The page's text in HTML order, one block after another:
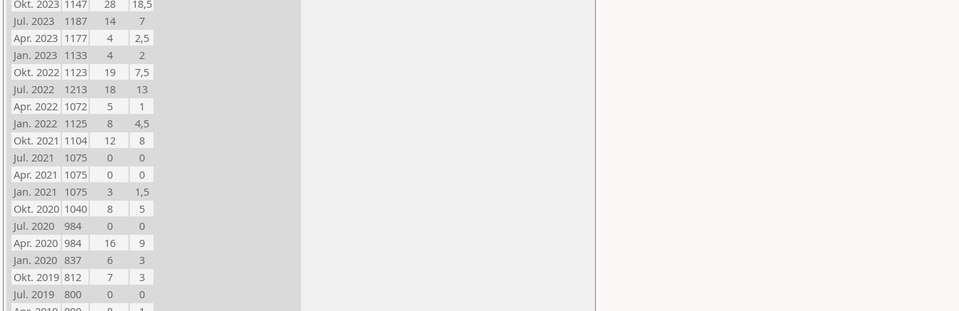
Okt. 2023 1147 28
18,5
Jul. 2023
1187 14
7
Apr. 2023 1177 4
2,5
Jan. 2023 1133 4
2
Okt. 2022 1123 19
7,5
Jul. 2022
1213 18
13
Apr. 2022 1072 5
1
Jan. 2022 1125 8
4,5
Okt. 2021 1104 12
8
Jul. 2021
1075 0
0
Apr. 2021 1075 0
0
Jan. 2021
1075 3
1,5
Okt. 2020 1040 8
5
Jul. 2020
984 0
0
Apr. 2020 984 16
9
Jan. 2020 837 6
3
Okt. 2019 812 7
3
Jul. 2019
800 0
0